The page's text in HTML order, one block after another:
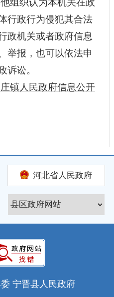
行政行为侵犯其合法
政机关或者政府信息
举报，也可以依法申
政诉讼。
镇人民政府信息公开
河北省人民政府
宁晋县人民政府